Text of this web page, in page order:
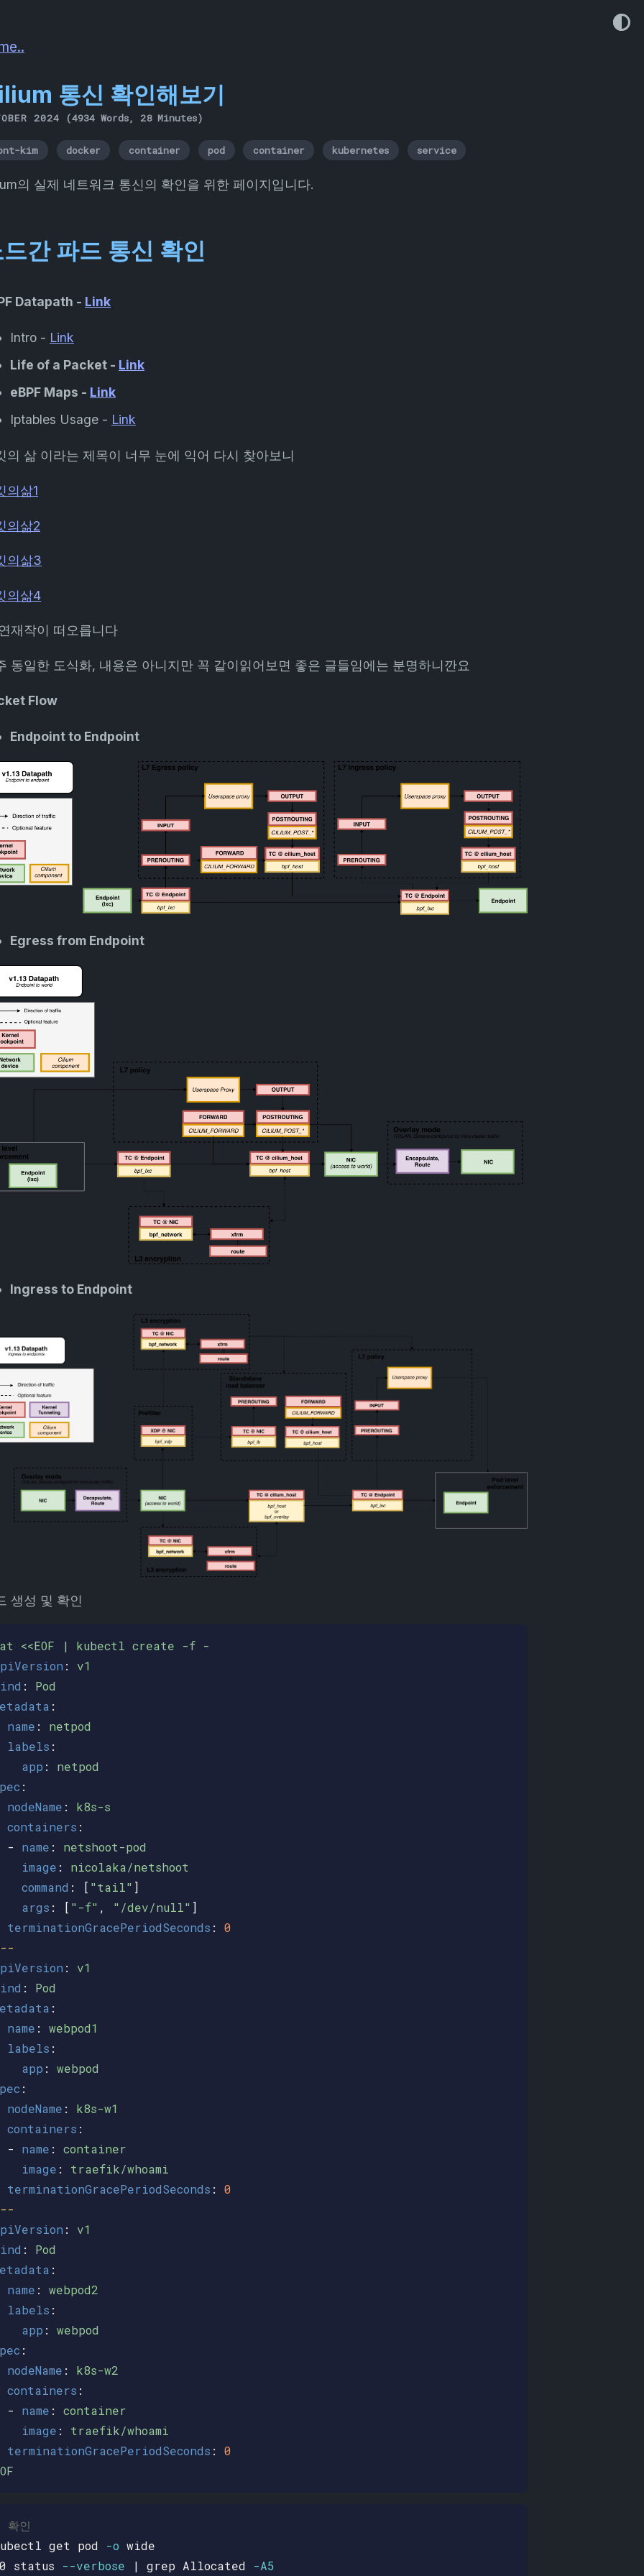
통신 확인해보기
2024 (4934 Words, 28 Minutes)
kim docker container pod container kubernetes service
의 실제 네트워크 통신의 확인을 위한 페이지입니다.
간 파드 통신 확인
Datapath - Link
Intro - Link
Life of a Packet - Link
eBPF Maps - Link
Iptables Usage - Link
의 삶 이라는 제목이 너무 눈에 익어 다시 찾아보니
의삶1
의삶2
의삶3
의삶4
재작이 떠오릅니다
동일한 도식화, 내용은 아니지만 꼭 같이읽어보면 좋은 글들임에는 분명하니깐요
Flow
Endpoint to Endpoint
Egress from Endpoint
Ingress to Endpoint
생성 및 확인
<<EOF | kubectl create -f -
:
v1
:
Pod
:
name :
netpod
labels :
app :
netpod
:
nodeName :
k8s-s
containers :
-
name :
netshoot-pod
image :
nicolaka/netshoot
command : [ "tail" ]
args : [ " -f" , " /dev/null" ]
terminationGracePeriodSeconds :
0
:
v1
:
Pod
:
name :
webpod1
labels :
app :
webpod
:
nodeName :
k8s-w1
containers :
-
name :
container
image :
traefik/whoami
terminationGracePeriodSeconds :
0
:
v1
:
Pod
:
name :
webpod2
labels :
app :
webpod
:
nodeName :
k8s-w2
containers :
-
name :
container
image :
traefik/whoami
terminationGracePeriodSeconds :
0
확인
get pod -o wide
status --verbose | grep Allocated -A5